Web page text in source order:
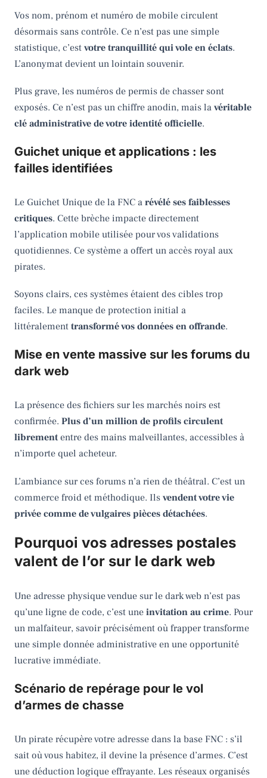
Vos nom, prénom et numéro de mobile circulent
désormais sans contrôle. Ce n’est pas une simple
statistique, c’est votre tranquillité qui vole en éclats.
L’anonymat devient un lointain souvenir.
Plus grave, les numéros de permis de chasser sont
exposés. Ce n’est pas un chiffre anodin, mais la véritable
clé administrative de votre identité officielle.
Guichet unique et applications : les
failles identifiées
Le Guichet Unique de la FNC a révélé ses faiblesses
critiques. Cette brèche impacte directement
l’application mobile utilisée pour vos validations
quotidiennes. Ce système a offert un accès royal aux
pirates.
Soyons clairs, ces systèmes étaient des cibles trop
faciles. Le manque de protection initial a
littéralement transformé vos données en offrande.
Mise en vente massive sur les forums du
dark web
La présence des fichiers sur les marchés noirs est
confirmée. Plus d’un million de profils circulent
libremententre des mains malveillantes, accessibles à
n’importe quel acheteur.
L’ambiance sur ces forums n’a rien de théâtral. C’est un
commerce froid et méthodique. Ils vendent votre vie
privée comme de vulgaires pièces détachées.
Pourquoi vos adresses postales
valent de l’or sur le dark web
Une adresse physique vendue sur le dark web n’est pas
qu’une ligne de code, c’est une invitation au crime. Pour
un malfaiteur, savoir précisément où frapper transforme
une simple donnée administrative en une opportunité
lucrative immédiate.
Scénario de repérage pour le vol
d’armes de chasse
Un pirate récupère votre adresse dans la base FNC : s’il
sait où vous habitez, il devine la présence d’armes. C’est
une déduction logique effrayante. Les réseaux organisés